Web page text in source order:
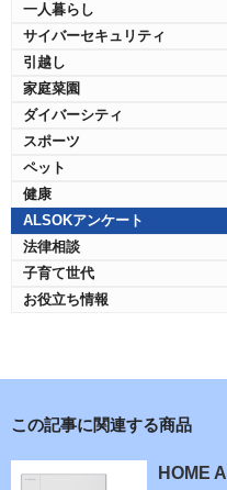
一人暮らし
サイバーセキュリティ
引越し
家庭菜園
ダイバーシティ
スポーツ
ペット
健康
ALSOKアンケート
法律相談
子育て世代
お役立ち情報
この記事に関連する商品
HOME